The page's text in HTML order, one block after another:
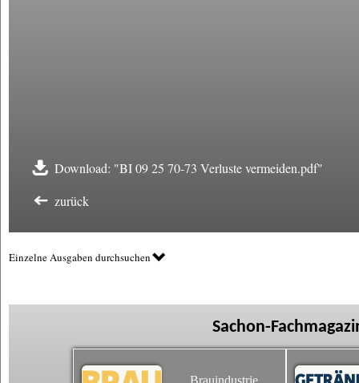
Download: "BI 09 25 70-73 Verluste vermeiden.pdf"
zurück
Einzelne Ausgaben durchsuchen
Sachon-
Brauindustrie